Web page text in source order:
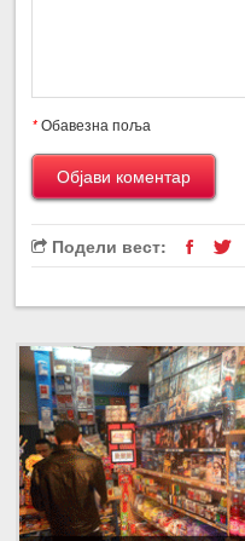
*Обавезна поља
Подели вест: